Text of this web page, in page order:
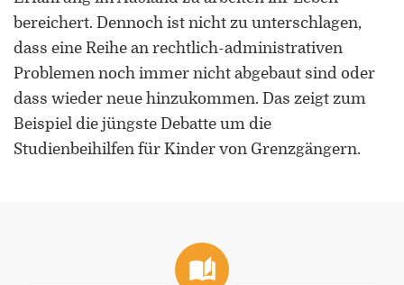
bereichert. Dennoch ist nicht zu unterschlagen,
dass eine Reihe an rechtlich-administrativen
Problemen noch immer nicht abgebaut sind oder
dass wieder neue hinzukommen. Das zeigt zum
Beispiel die jüngste Debatte um die
Studienbeihilfen für Kinder von Grenzgängern.